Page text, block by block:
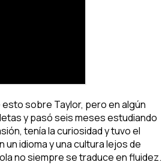
sobre Taylor, pero en algún
y pasó seis meses estudiando
tenía la curiosidad y tuvo el
un idioma y una cultura lejos de
no siempre se traduce en fluidez.